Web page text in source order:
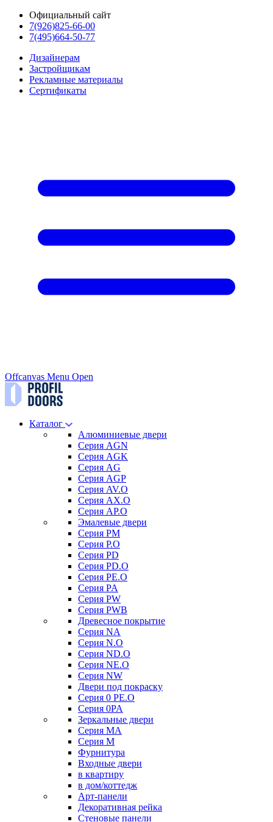
Официальный сайт
7(926)825-66-00
7(495)664-50-77
Дизайнерам
Застройщикам
Рекламные материалы
Сертификаты
Offcanvas Menu Open
Каталог
Алюминиевые двери
Серия AGN
Серия AGK
Серия AG
Серия AGP
Серия AV.O
Серия AX.O
Серия AP.O
Эмалевые двери
Серия PM
Серия P.O
Серия PD
Серия PD.O
Серия PE.O
Серия PA
Серия PW
Серия PWB
Древесное покрытие
Серия NA
Серия N.O
Серия ND.O
Серия NE.O
Серия NW
Двери под покраску
Серия 0 PE.O
Серия 0PA
Зеркальные двери
Серия MA
Серия M
Фурнитура
Входные двери
в квартиру
в дом/коттедж
Арт-панели
Декоративная рейка
Стеновые панели